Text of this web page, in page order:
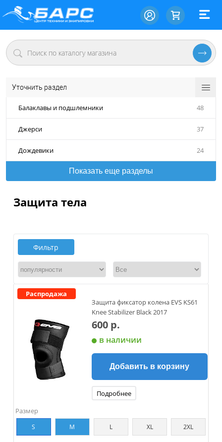
Уточнить раздел
Балаклавы и подшлемники 48
Джерси 37
Дождевики 24
Показать еще разделы
Защита тела
Фильтр
Распродажа
Защита фиксатор колена EVS KS61
Knee Stabilizer Black 2017
600 р.
в наличии
Добавить в корзину
Подробнее
Размер
S M L XL 2XL